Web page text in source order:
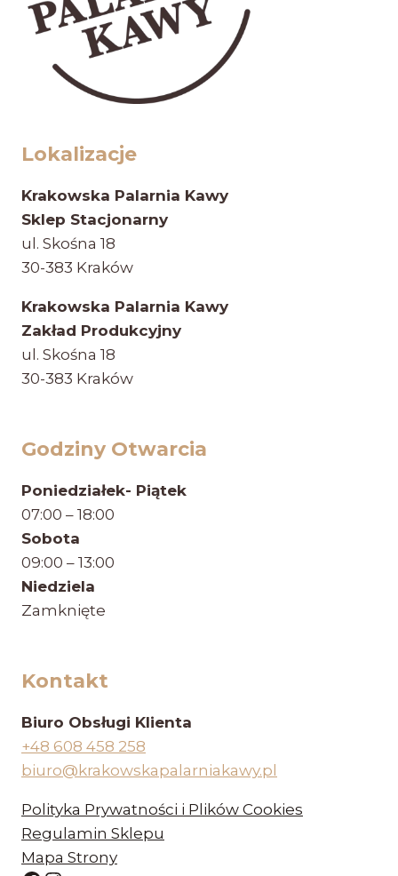
Lokalizacje
Krakowska Palarnia Kawy
Sklep Stacjonarny
ul. Skośna 18
30-383 Kraków
Krakowska Palarnia Kawy
Zakład Produkcyjny
ul. Skośna 18
30-383 Kraków
Godziny Otwarcia
Poniedziałek- Piątek
07:00 – 18:00
Sobota
09:00 – 13:00
Niedziela
Zamknięte
Kontakt
Biuro Obsługi Klienta
+48 608 458 258
biuro@krakowskapalarniakawy.pl
Polityka Prywatności i Plików Cookies
Regulamin Sklepu
Mapa Strony